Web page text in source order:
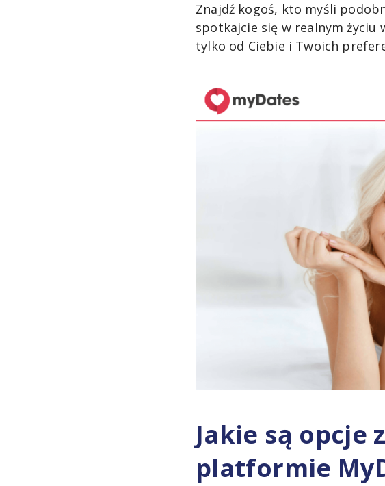
Znajdź kogoś, kto myśli
spotkajcie się w realnym życiu
tylko od Ciebie i Twoich
Jakie są opcje
platformie